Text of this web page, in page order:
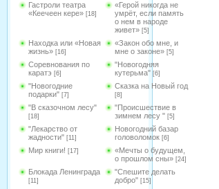
Гастроли театра
«Кеечеен кере» [18]
«Герой никогда не
умрёт, если память
о нем в народе
живет» [5]
Находка или «Новая
жизнь» [16]
«Закон обо мне, и
мне о законе» [5]
Соревнования по
каратэ [6]
"Новогодняя
кутерьма" [6]
"Новогодние
подарки" [7]
Сказка на Новый год
[8]
"В сказочном лесу"
[18]
"Происшествие в
зимнем лесу " [5]
"Лекарство от
жадности" [11]
Новогодний базар
головоломок [6]
Мир книги! [17]
«Мечты о будущем,
о прошлом сны» [24]
Блокада Ленинграда
[11]
"Спешите делать
добро" [15]